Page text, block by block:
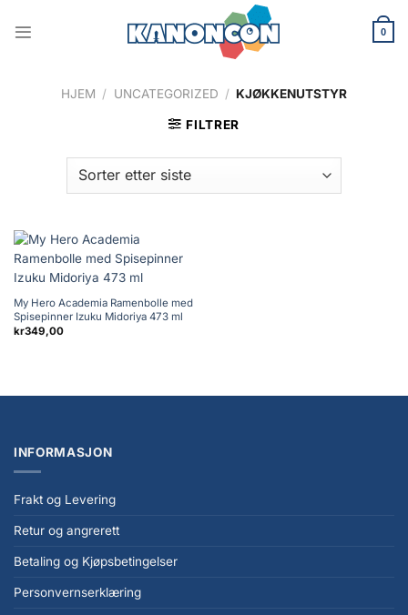
0
HJEM / UNCATEGORIZED / KJØKKENUTSTYR
FILTRER
My Hero Academia Ramenbolle med
Spisepinner Izuku Midoriya 473 ml
kr349,00
INFORMASJON
Frakt og Levering
Retur og angrerett
Betaling og Kjøpsbetingelser
Personvernserklæring